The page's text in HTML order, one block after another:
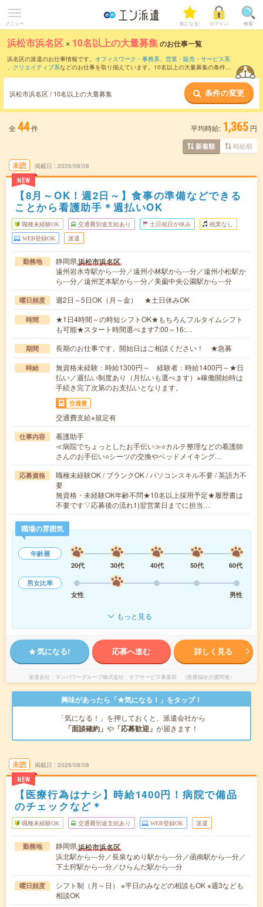
メニュー 気になる! ログイン 検索
浜松市浜名区 × 10名以上の大量募集のお仕事一覧
浜名区の派遣のお仕事情報です。 オフィスワーク・事務系、 営業・販売・サービス系
、 クリエイティブ系などのお仕事を取り揃えています。10名以上の大量募集の条件の
浜松市浜名区 / 10名以上の大量募集 条件の変更
全 44件 平均時給: 1,365 円
新着順 時給順
未読
NEW
掲載日 2026/08/08
【8月～OK！週2日～】食事の準備などできる
ことから看護助手＊週払いOK
職種未経験OK 交通費別途支給あり 土日祝日が休み 残業なし
WEB登録OK 派遣
勤務地 静岡県浜松市浜名区
遠州岩水寺駅から---分／遠州小林駅から---分／遠州小松駅か
ら---分／遠州芝本駅から---分／美薗中央公園駅から---分
曜日頻度 週2日～5日OK（月～金） ★土日休みOK
時間
★1日4時間～の時短シフトOK★もちろんフルタイムシフト
も可能★スタート時間選べます7:00～16:…
期間 長期のお仕事です。開始日はご相談ください！ ★急募
時給
無資格未経験：時給1300円～ 経験者：時給1400円～★日
払い／週払い制度あり（月払いも選べます）※稼働開始時は
手続き完了次第のお支払いとなります。
交通費
交通費支給※規定有
仕事内容
看護助手
≪病院でちょっとしたお手伝い≫○カルテ整理などの看護師
さんのお手伝い○シーツの交換やベッドメイキング…
応募資格
職種未経験OK / ブランクOK / パソコンスキル不要 / 英語力不
要
無資格・未経験OK年齢不問★10名以上採用予定★履歴書は
不要です▽応募後の流れ1)翌営業日までに担当…
職場の雰囲気
年齢層
20代
30代 40代 50代
60代
男女比率
女性
男性
もっと見る
気になる! 応募へ進む 詳しく見る
派遣会社 マンパワーグループ株式会社 ケアサービス事業部 （医療福祉介護関連）
興味があったら「★気になる！」をタップ！
「気になる！」を押しておくと、派遣会社から
「面談確約」 や 「応募歓迎」 が届きます！
未読
NEW
掲載日 2026/08/08
【医療行為はナシ】時給1400円！病院で備品
のチェックなど＊
職種未経験OK 交通費別途支給あり WEB登録OK 派遣
勤務地 静岡県浜松市浜名区
浜北駅から---分／長泉なめり駅から---分／函南駅から---分／
下土狩駅から---分／ひらんだ駅から---分
曜日頻度
シフト制（月～日） ※平日のみなどの相談もOK ※週3なども
相談OK